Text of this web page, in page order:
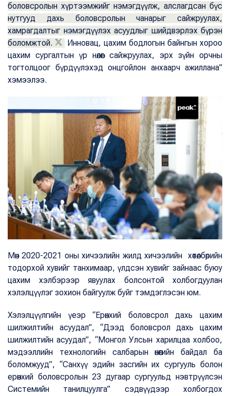
боловсролын хүртээмжийг нэмэгдүүлж, алслагдсан бүс
нутгууд дахь боловсролын чанарыг сайжруулах,
хамрагдалтыг нэмэгдүүлэх асуудлыг шийдвэрлэх бүрэн
боломжтой.
Инновац, цахим бодлогын байнгын хороо
цахим сургалтын үр нөлөөг сайжруулах, эрх зүйн орчны
тогтолцоог бүрдүүлэхэд онцгойлон анхаарч ажиллана”
хэмээлээ.
Мөн 2020-2021 оны хичээлийн жилд хичээлийн хөтөлбөрийн
тодорхой хувийг танхимаар, үлдсэн хувийг зайнаас буюу
цахим хэлбэрээр явуулах болсонтой холбогдуулан
хэлэлцүүлэг зохион байгуулж буйг тэмдэглэсэн юм.
Хэлэлцүүлгийн үеэр “Ерөнхий боловсрол дахь цахим
шилжилтийн асуудал”, “Дээд боловсрол дахь цахим
шилжилтийн асуудал”, “Монгол Улсын харилцаа холбоо,
мэдээллийн технологийн салбарын өнөөгийн байдал ба
боломжууд”, “Санхүү эдийн засгийн их сургууль болон
ерөнхий боловсролын 23 дугаар сургуульд нэвтрүүлсэн
Системийн танилцуулга” сэдвүүдээр холбогдох